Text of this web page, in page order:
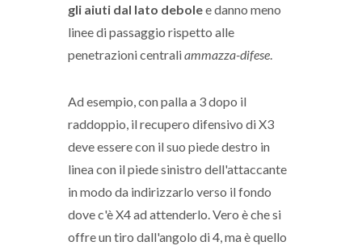
gli aiuti dal lato debolee danno meno
linee di passaggio rispetto alle
penetrazioni centraliammazza-difese
Ad esempio, con palla a 3 dopo il
raddoppio, il recupero difensivo di X3
deve essere con il suo piede destro in
linea con il piede sinistro dell'attaccante
in modo da indirizzarlo verso il fondo
dove c'è X4 ad attenderlo. Vero è che si
offre un tiro dall'angolo di 4, ma è quello